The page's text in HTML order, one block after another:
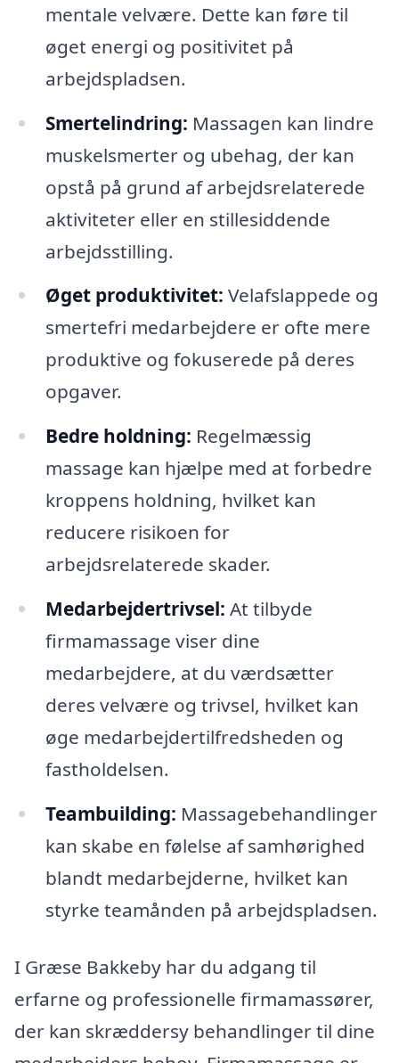
mentale velvære. Dette kan føre til
øget energi og positivitet på
arbejdspladsen.
Smertelindring: Massagen kan lindre
muskelsmerter og ubehag, der kan
opstå på grund af arbejdsrelaterede
aktiviteter eller en stillesiddende
arbejdsstilling.
Øget produktivitet: Velafslappede og
smertefri medarbejdere er ofte mere
produktive og fokuserede på deres
opgaver.
Bedre holdning: Regelmæssig
massage kan hjælpe med at forbedre
kroppens holdning, hvilket kan
reducere risikoen for
arbejdsrelaterede skader.
Medarbejdertrivsel: At tilbyde
firmamassage viser dine
medarbejdere, at du værdsætter
deres velvære og trivsel, hvilket kan
øge medarbejdertilfredsheden og
fastholdelsen.
Teambuilding: Massagebehandlinger
kan skabe en følelse af samhørighed
blandt medarbejderne, hvilket kan
styrke teamånden på arbejdspladsen.
I Græse Bakkeby har du adgang til
erfarne og professionelle firmamassører,
der kan skræddersy behandlinger til dine